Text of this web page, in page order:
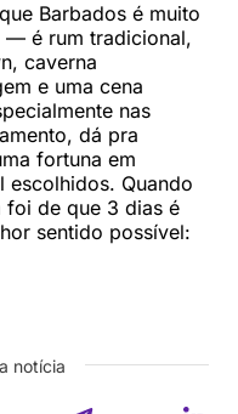
Barbados é muito
— é rum tradicional,
caverna
e uma cena
nas
dá pra
fortuna em
escolhidos. Quando
foi de que 3 dias é
sentido possível:
notícia